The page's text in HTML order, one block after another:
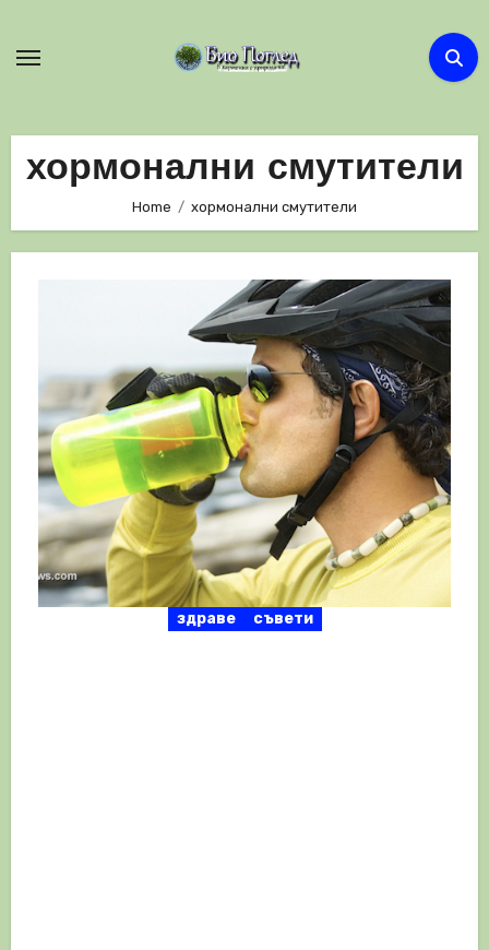
хормонални смутители
Home хормонални смутители
здраве съвети